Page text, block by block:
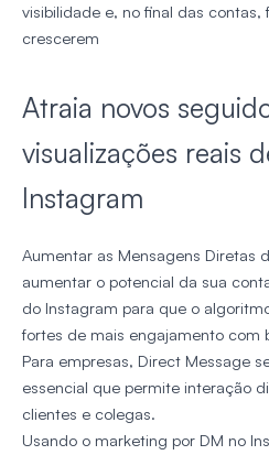
visibilidade e, no final das
crescerem
Atraia novos
visualizações reais
Instagram
Aumentar as Mensagens Diretas
aumentar o potencial da sua
do Instagram para que o
fortes de mais engajamento com
Para empresas, Direct Message
essencial que permite interação
clientes e colegas.
Usando o marketing por DM no